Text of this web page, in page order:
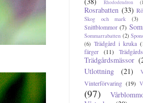
Rhododendron
Rosrabatten (33)
Skog och mark (3)
Snittblommor (7)
Sommarrabatten (2)
(6) Trädgård i kruka
färger
(11)
Trädgårdsmässor
Utlottning (21)
Vinterförvaring (19)
(97)